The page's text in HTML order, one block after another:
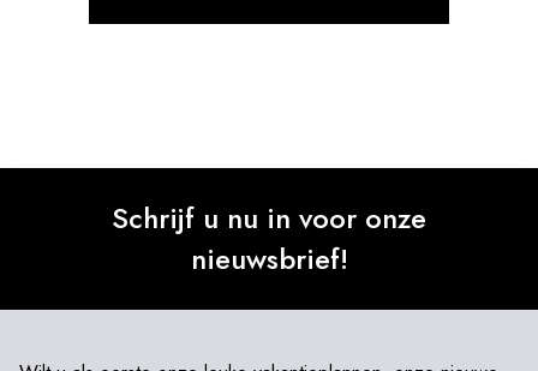
Schrijf u nu in voor onze
nieuwsbrief!